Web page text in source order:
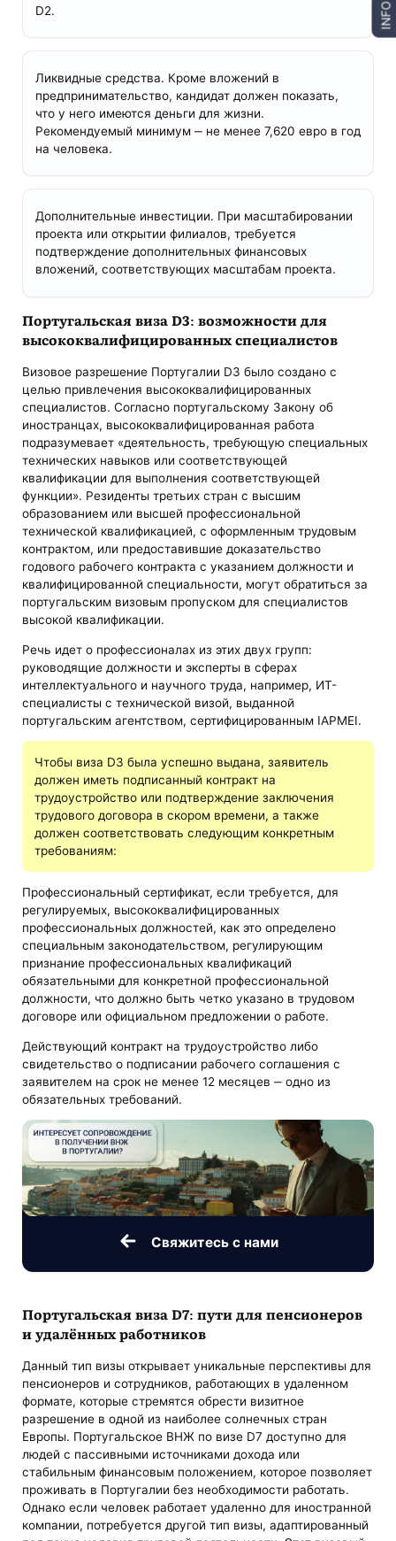
D2.
Ликвидные средства. Кроме вложений в
предпринимательство, кандидат должен показать,
что у него имеются деньги для жизни.
Рекомендуемый минимум ‒ не менее 7,620 евро в год
на человека.
Дополнительные инвестиции. При масштабировании
проекта или открытии филиалов, требуется
подтверждение дополнительных финансовых
вложений, соответствующих масштабам проекта.
Португальская виза D3: возможности для
высококвалифицированных специалистов
Визовое разрешение Португалии D3 было создано с
целью привлечения высококвалифицированных
специалистов. Согласно португальскому Закону об
иностранцах, высококвалифицированная работа
подразумевает «деятельность, требующую специальных
технических навыков или соответствующей
квалификации для выполнения соответствующей
функции». Резиденты третьих стран с высшим
образованием или высшей профессиональной
технической квалификацией, с оформленным трудовым
контрактом, или предоставившие доказательство
годового рабочего контракта с указанием должности и
квалифицированной специальности, могут обратиться за
португальским визовым пропуском для специалистов
высокой квалификации.
Речь идет о профессионалах из этих двух групп:
руководящие должности и эксперты в сферах
интеллектуального и научного труда, например, ИТ-
специалисты с технической визой, выданной
португальским агентством, сертифицированным IAPMEI.
Чтобы виза D3 была успешно выдана, заявитель
должен иметь подписанный контракт на
трудоустройство или подтверждение заключения
трудового договора в скором времени, а также
должен соответствовать следующим конкретным
требованиям:
Профессиональный сертификат, если требуется, для
регулируемых, высококвалифицированных
профессиональных должностей, как это определено
специальным законодательством, регулирующим
признание профессиональных квалификаций
обязательными для конкретной профессиональной
должности, что должно быть четко указано в трудовом
договоре или официальном предложении о работе.
Действующий контракт на трудоустройство либо
свидетельство о подписании рабочего соглашения с
заявителем на срок не менее 12 месяцев ‒ одно из
обязательных требований.
Свяжитесь с нами
Португальская виза D7: пути для пенсионеров
и удалённых работников
Данный тип визы открывает уникальные перспективы для
пенсионеров и сотрудников, работающих в удаленном
формате, которые стремятся обрести визитное
разрешение в одной из наиболее солнечных стран
Европы. Португальское ВНЖ по визе D7 доступно для
людей с пассивными источниками дохода или
стабильным финансовым положением, которое позволяет
проживать в Португалии без необходимости работать.
Однако если человек работает удаленно для иностранной
компании, потребуется другой тип визы, адаптированный
INFO